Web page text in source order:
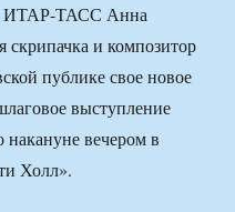
ИТАР-ТАСС Анна
скрипачка и композитор
публике свое новое
выступление
вечером в
Холл».